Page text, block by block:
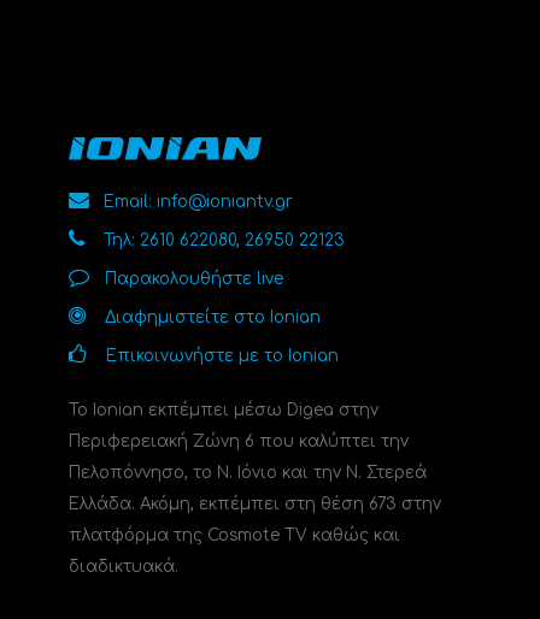
Email: info@ioniantv.gr
Τηλ: 2610 622080, 26950 22123
Παρακολουθήστε live
Διαφημιστείτε στο Ionian
Επικοινωνήστε με το Ionian
Το Ionian εκπέμπει μέσω Digea στην
Περιφερειακή Ζώνη 6 που καλύπτει την
Πελοπόννησο, το N. Ιόνιο και την Ν. Στερεά
Ελλάδα. Ακόμη, εκπέμπει στη θέση 673 στην
πλατφόρμα της Cosmote TV καθώς και
διαδικτυακά.